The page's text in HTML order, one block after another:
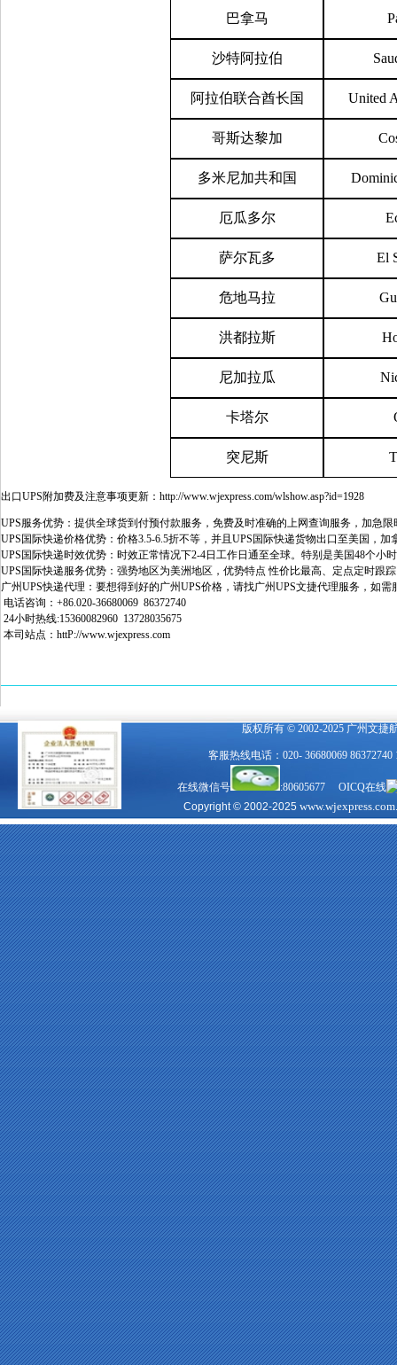
巴拿马
沙特阿拉伯
阿拉伯联合酋长国 United
哥斯达黎加
多米尼加共和国
厄瓜多尔
萨尔瓦多 El
危地马拉
洪都拉斯
尼加拉瓜
卡塔尔
突尼斯
出口UPS附加费及注意事项更新： http://www.wjexpress.com/wlshow.asp?id=1928
UPS服务优势：提供全球货到付预付款服务，免费及时准确的上网查询服务，加急
UPS国际快递价格优势：价格3.5-6.5折不等，并且UPS国际快递货物出口至美国，
UPS国际快递时效优势：时效正常情况下2-4日工作日通至全球。特别是美国48个
UPS国际快递服务优势：强势地区为美洲地区，优势特点 性价比最高、定点定时跟
广州UPS快递代理：要想得到好的广州UPS价格，请找广州UPS文捷代理服务，如需
电话咨询：+86.020-36680069 86372740
24小时热线:15360082960 13728035675
本司站点： httP://www.wjexpress.com
版权所有 © 2002-2025 广州文捷
客服热线电话：020- 36680069
在线微信号
:80605677 OICQ在线
Copyright © 2002-2025 www.wjexpress.com